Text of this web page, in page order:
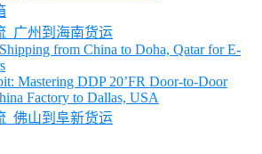
_广州到海南货运
from China to Doha, Qatar for E-
Mastering DDP 20’FR Door-to-Door
Factory to Dallas, USA
_佛山到阜新货运